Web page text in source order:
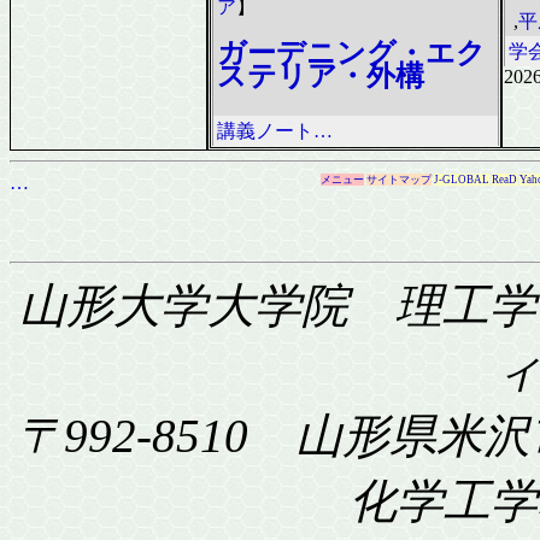
ア 】
ガーデニング・エク
ステリア・外構
講義ノート…
,
学
… メニュー サイトマップ J-GLOBAL ReaD
山形大学大学院 理工
〒992-8510 山形県米沢
化学工